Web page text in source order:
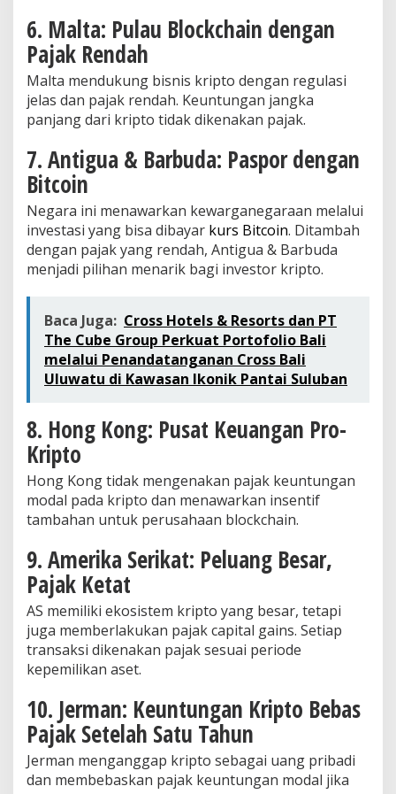
6. Malta: Pulau Blockchain dengan
Pajak Rendah
Malta mendukung bisnis kripto dengan regulasi
jelas dan pajak rendah. Keuntungan jangka
panjang dari kripto tidak dikenakan pajak.
7. Antigua & Barbuda: Paspor dengan
Bitcoin
Negara ini menawarkan kewarganegaraan melalui
investasi yang bisa dibayar kurs Bitcoin. Ditambah
dengan pajak yang rendah, Antigua & Barbuda
menjadi pilihan menarik bagi investor kripto.
Baca Juga: Cross Hotels & Resorts dan PT
The Cube Group Perkuat Portofolio Bali
melalui Penandatanganan Cross Bali
Uluwatu di Kawasan Ikonik Pantai Suluban
8. Hong Kong: Pusat Keuangan Pro-
Kripto
Hong Kong tidak mengenakan pajak keuntungan
modal pada kripto dan menawarkan insentif
tambahan untuk perusahaan blockchain.
9. Amerika Serikat: Peluang Besar,
Pajak Ketat
AS memiliki ekosistem kripto yang besar, tetapi
juga memberlakukan pajak capital gains. Setiap
transaksi dikenakan pajak sesuai periode
kepemilikan aset.
10. Jerman: Keuntungan Kripto Bebas
Pajak Setelah Satu Tahun
Jerman menganggap kripto sebagai uang pribadi
dan membebaskan pajak keuntungan modal jika